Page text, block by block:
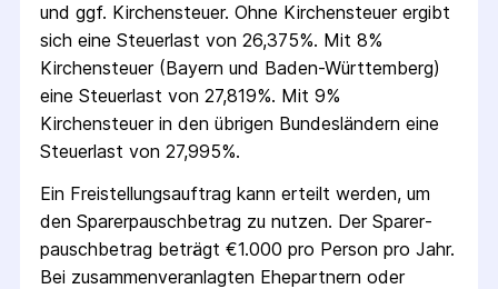
und ggf. Kirchensteuer. Ohne Kirchensteuer ergibt
sich eine Steuerlast von 26,375%. Mit 8%
Kirchensteuer (Bayern und Baden-Württemberg)
eine Steuerlast von 27,819%. Mit 9%
Kirchensteuer in den übrigen Bundesländern eine
Steuerlast von 27,995%.
Ein Freistellungs­auftrag kann erteilt werden, um
den Sparer­pausch­betrag zu nutzen. Der Sparer­
pausch­betrag beträgt €1.000 pro Person pro Jahr.
Bei zusammenveranlagten Ehepartnern oder